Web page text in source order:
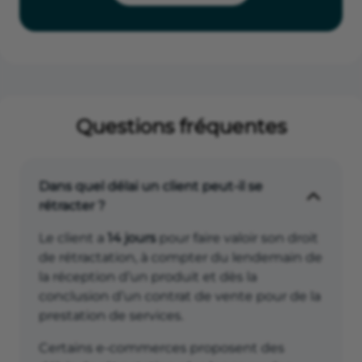
Questions fréquentes
Dans quel délai un client peut-il se
rétracter ?
Le client a 14 jours pour faire valoir son droit
de rétractation, à compter du lendemain de
la réception d’un produit et dès la
conclusion d’un contrat de vente pour de la
prestation de services.
Certains e-commerces proposent des